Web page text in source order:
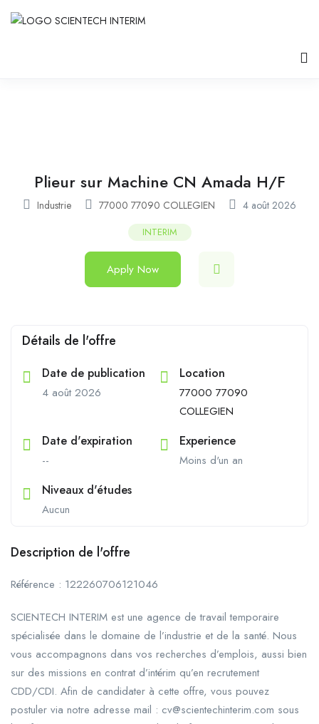
Plieur sur Machine CN Amada H/F
Industrie 77000 77090 COLLEGIEN 4 août 2026
INTERIM
Apply Now
Détails de l'offre
Date de publication
4 août 2026
Location
77000 77090
COLLEGIEN
Date d'expiration
--
Experience
Moins d'un an
Niveaux d'études
Aucun
Description de l'offre
Référence : 122260706121046
SCIENTECH INTERIM est une agence de travail temporaire
spécialisée dans le domaine de l’industrie et de la santé. Nous
vous accompagnons dans vos recherches d’emplois, aussi bien
sur des missions en contrat d’intérim qu’en recrutement
CDD/CDI. Afin de candidater à cette offre, vous pouvez
postuler via notre adresse mail : cv@scientechinterim.com sous